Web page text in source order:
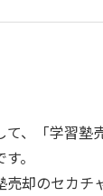
て、「学習塾
。
塾売却の